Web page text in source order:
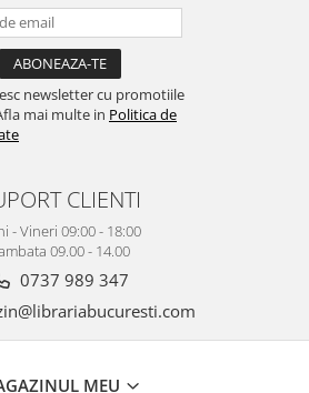
newsletter cu promotiile
mai multe in Politica de
CLIENTI
- Vineri 09:00 - 18:00
09.00 - 14.00
0737 989 347
MEU